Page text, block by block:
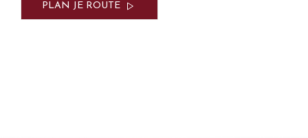
PLAN JE ROUTE